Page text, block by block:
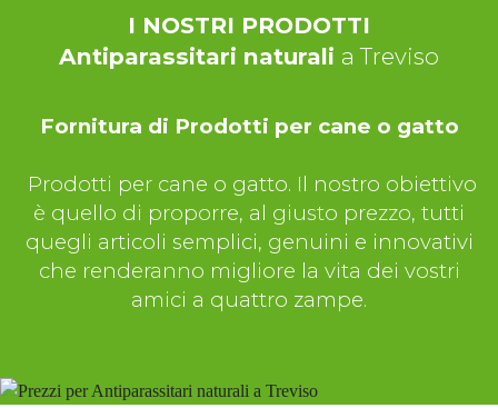
I NOSTRI PRODOTTI
Antiparassitari naturali a Treviso
Fornitura di Prodotti per cane o gatto
Prodotti per cane o gatto. Il nostro obiettivo
è quello di proporre, al giusto prezzo, tutti
quegli articoli semplici, genuini e innovativi
che renderanno migliore la vita dei vostri
amici a quattro zampe.